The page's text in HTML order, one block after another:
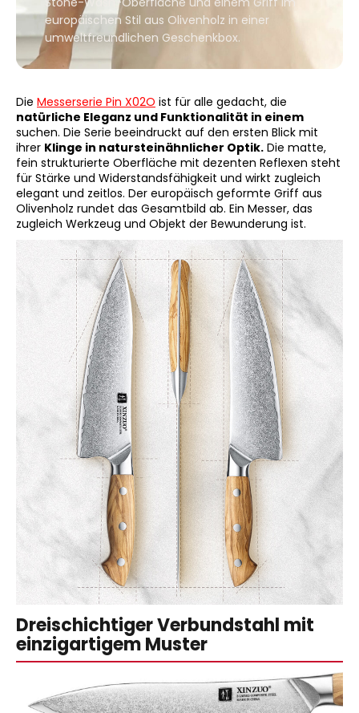
europäischen Stil aus Olivenholz in einer
umweltfreundlichen Geschenkbox.
Die Messerserie Pin X02O ist für alle gedacht, die
natürliche Eleganz und Funktionalität in einem
suchen. Die Serie beeindruckt auf den ersten Blick mit
ihrer Klinge in natursteinähnlicher Optik. Die matte,
fein strukturierte Oberfläche mit dezenten Reflexen steht
für Stärke und Widerstandsfähigkeit und wirkt zugleich
elegant und zeitlos. Der europäisch geformte Griff aus
Olivenholz rundet das Gesamtbild ab. Ein Messer, das
zugleich Werkzeug und Objekt der Bewunderung ist.
Dreischichtiger Verbundstahl mit
einzigartigem Muster
W
i
r
e
m
p
f
h
l
e